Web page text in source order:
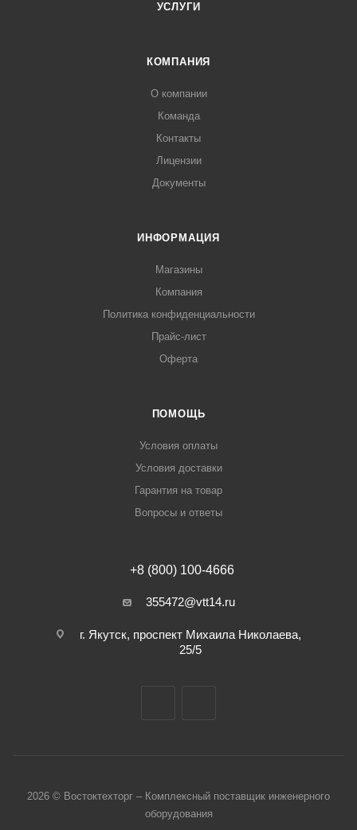
УСЛУГИ
КОМПАНИЯ
О компании
Команда
Контакты
Лицензии
Документы
ИНФОРМАЦИЯ
Магазины
Компания
Политика конфиденциальности
Прайс-лист
Оферта
ПОМОЩЬ
Условия оплаты
Условия доставки
Гарантия на товар
Вопросы и ответы
+8 (800) 100-4666
355472@vtt14.ru
г. Якутск, проспект Михаила Николаева,
25/5
2026 © Востоктехторг – Комплексный поставщик инженерного
оборудования